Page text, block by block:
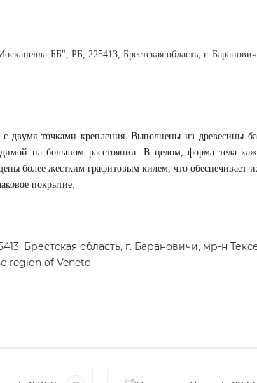
ББ", РБ, 225413, Брестская область, г.
двумя точками крепления. Выполнены из древесины
на большом расстоянии. В целом, форма тела
более жестким графитовым килем, что обеспечивает
покрытие.
Брестская область, г. Барановичи, мр-н
region of Veneto